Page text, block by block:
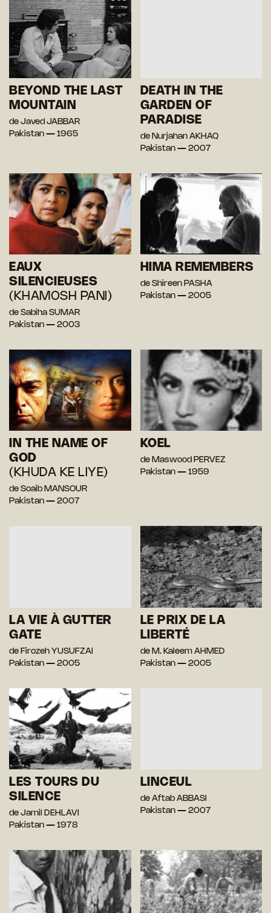
BEYOND THE LAST
MOUNTAIN
de Javed JABBAR
Pakistan — 1965
DEATH IN THE
GARDEN OF
PARADISE
de Nurjahan AKHAQ
Pakistan — 2007
EAUX
SILENCIEUSES
(KHAMOSH PANI)
de Sabiha SUMAR
Pakistan — 2003
HIMA REMEMBERS
de Shireen PASHA
Pakistan — 2005
IN THE NAME OF
GOD
(KHUDA KE LIYE)
de Soaib MANSOUR
Pakistan — 2007
KOEL
de Maswood PERVEZ
Pakistan — 1959
LA VIE À GUTTER
GATE
de Firozeh YUSUFZAI
Pakistan — 2005
LE PRIX DE LA
LIBERTÉ
de M. Kaleem AHMED
Pakistan — 2005
LES TOURS DU
SILENCE
de Jamil DEHLAVI
Pakistan — 1978
LINCEUL
de Aftab ABBASI
Pakistan — 2007